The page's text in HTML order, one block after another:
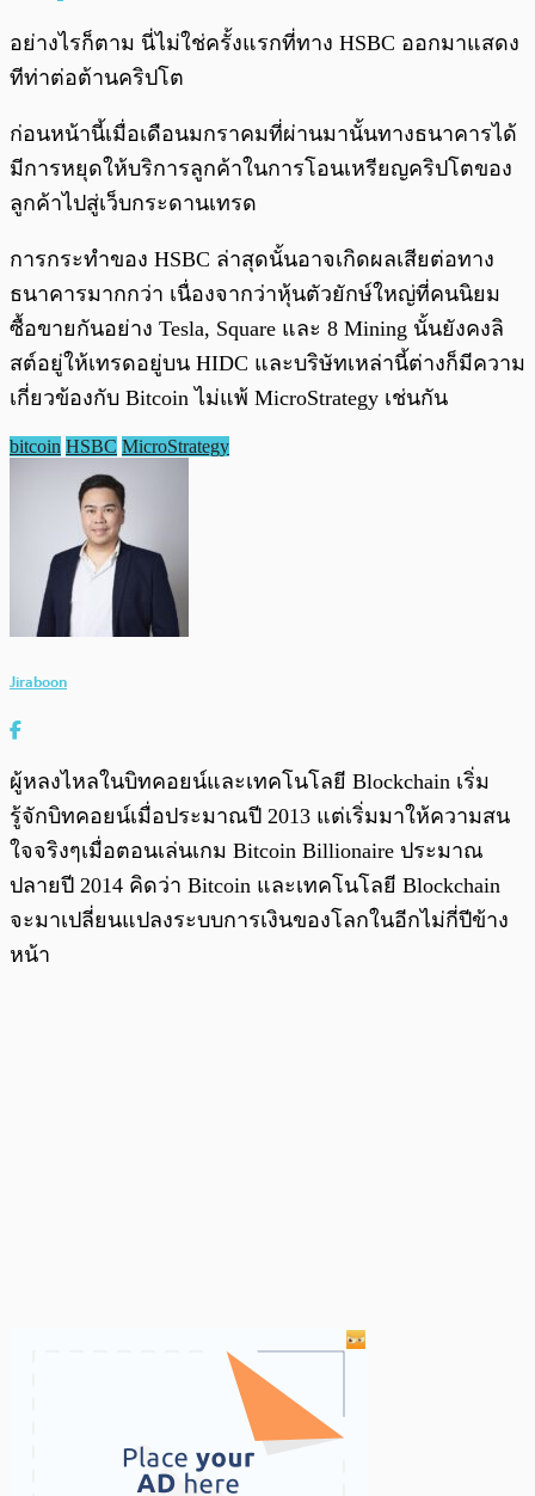
อย่างไรก็ตาม นี่ไม่ใช่ครั้งแรกที่ทาง HSBC ออกมาแสดง
ทีท่าต่อต้านคริปโต
ก่อนหน้านี้เมื่อเดือนมกราคมที่ผ่านมานั้นทางธนาคารได้
มีการหยุดให้บริการลูกค้าในการโอนเหรียญคริปโตของ
ลูกค้าไปสู่เว็บกระดานเทรด
การกระทำของ HSBC ล่าสุดนั้นอาจเกิดผลเสียต่อทาง
ธนาคารมากกว่า เนื่องจากว่าหุ้นตัวยักษ์ใหญ่ที่คนนิยม
ซื้อขายกันอย่าง Tesla, Square และ 8 Mining นั้นยังคงลิ
สต์อยู่ให้เทรดอยู่บน HIDC และบริษัทเหล่านี้ต่างก็มีความ
เกี่ยวข้องกับ Bitcoin ไม่แพ้ MicroStrategy เช่นกัน
bitcoin HSBC MicroStrategy
Jiraboon
ผู้หลงไหลในบิทคอยน์และเทคโนโลยี Blockchain เริ่ม
รู้จักบิทคอยน์เมื่อประมาณปี 2013 แต่เริ่มมาให้ความสน
ใจจริงๆเมื่อตอนเล่นเกม Bitcoin Billionaire ประมาณ
ปลายปี 2014 คิดว่า Bitcoin และเทคโนโลยี Blockchain
จะมาเปลี่ยนแปลงระบบการเงินของโลกในอีกไม่กี่ปีข้าง
หน้า